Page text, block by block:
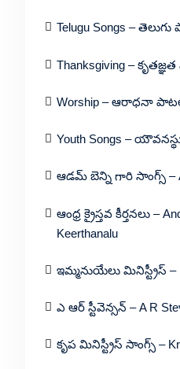
Telugu Songs –
Thanksgiving –
Worship – ఆరాధనా
Youth Songs –
ఆడమ్ బెన్ని గారి సాంగ్స్ –
ఆంధ్ర క్రైస్తవ కీర్తనలు –
Keerthanalu
ఇమ్మనుయేలు మినిస్ట్రీస్ –
ఎ ఆర్ స్టీవెన్సన్ – A R
కృప మినిస్ట్రీస్ సాంగ్స్ –